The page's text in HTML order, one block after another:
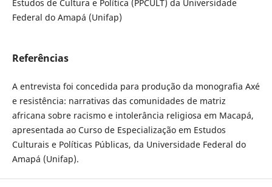
Estudos de Cultura e Política (PPCULT) da Universidade
Federal do Amapá (Unifap)
Referências
A entrevista foi concedida para produção da monografia Axé
e resistência: narrativas das comunidades de matriz
africana sobre racismo e intolerância religiosa em Macapá,
apresentada ao Curso de Especialização em Estudos
Culturais e Políticas Públicas, da Universidade Federal do
Amapá (Unifap).